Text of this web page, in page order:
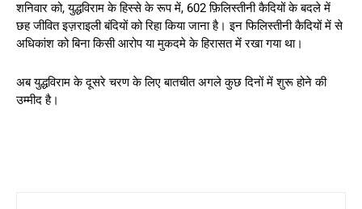
शनिवार को, युद्धविराम के हिस्से के रूप में, 602 फ़िलिस्तीनी कैदियों के बदले में
छह जीवित इज़राइली बंदियों को रिहा किया जाना है। इन फिलिस्तीनी कैदियों में से
अधिकांश को बिना किसी आरोप या मुकदमे के हिरासत में रखा गया था।
अब युद्धविराम के दूसरे चरण के लिए बातचीत अगले कुछ दिनों में शुरू होने की
उम्मीद है।